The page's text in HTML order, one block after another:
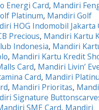
Energi Card, Mandiri
Platinum, Mandiri Golf
HOG Indomobil Jakarta
Precious, Mandiri Kartu
Indonesia, Mandiri
, Mandiri Kartu Kredit
Card, Mandiri Livin’
Card, Mandiri
, Mandiri Prioritas,
Signature
SME Card, Mandiri